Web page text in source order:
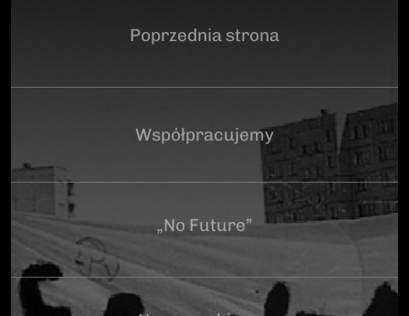
Poprzednia strona
Współpracujemy
„No Future”